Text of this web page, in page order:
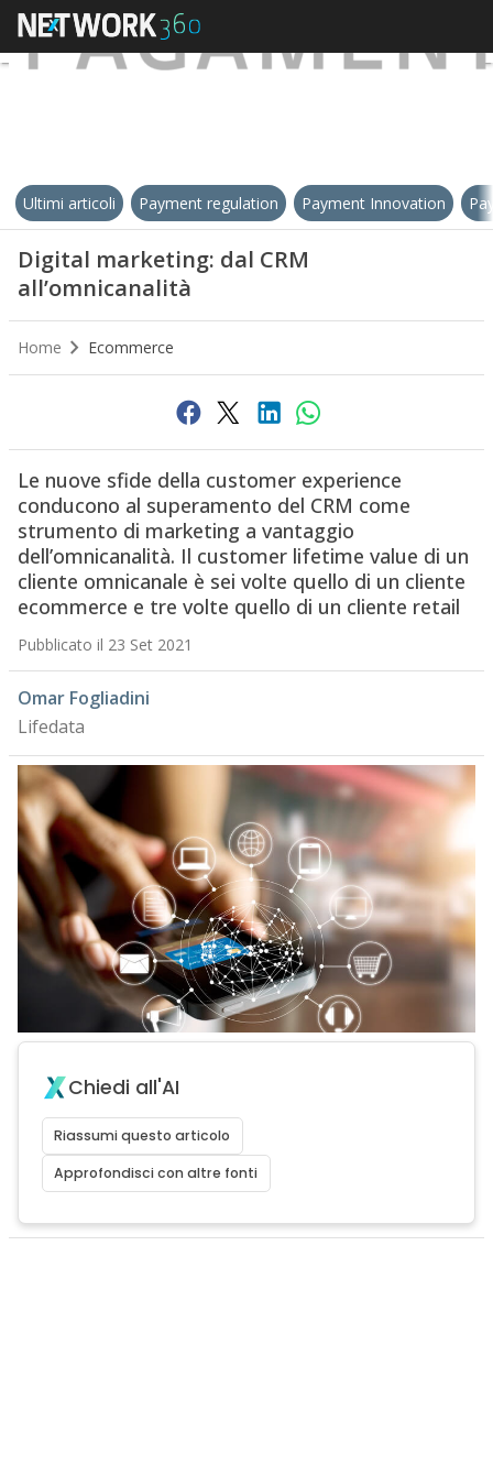
Ultimi articoli Payment regulation Payment Innovation
Digital marketing: dal CRM
all’omnicanalità
Home Ecommerce
Le nuove sfide della customer experience
conducono al superamento del CRM come
strumento di marketing a vantaggio
dell’omnicanalità. Il customer lifetime value di un
cliente omnicanale è sei volte quello di un cliente
ecommerce e tre volte quello di un cliente retail
Pubblicato il 23 Set 2021
Omar Fogliadini
Lifedata
Chiedi all'AI
Riassumi questo articolo
Approfondisci con altre fonti